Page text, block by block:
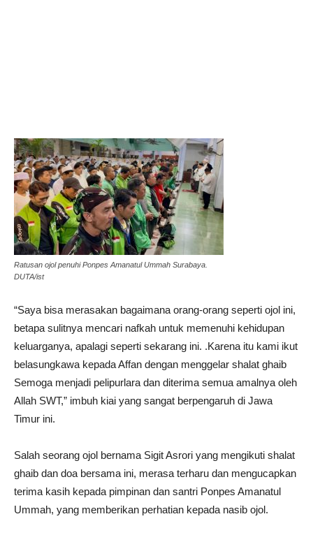
Ratusan ojol penuhi Ponpes Amanatul Ummah Surabaya.
DUTA/ist
“Saya bisa merasakan bagaimana orang-orang seperti ojol ini,
betapa sulitnya mencari nafkah untuk memenuhi kehidupan
keluarganya, apalagi seperti sekarang ini. .Karena itu kami ikut
belasungkawa kepada Affan dengan menggelar shalat ghaib
Semoga menjadi pelipurlara dan diterima semua amalnya oleh
Allah SWT,” imbuh kiai yang sangat berpengaruh di Jawa
Timur ini.
Salah seorang ojol bernama Sigit Asrori yang mengikuti shalat
ghaib dan doa bersama ini, merasa terharu dan mengucapkan
terima kasih kepada pimpinan dan santri Ponpes Amanatul
Ummah, yang memberikan perhatian kepada nasib ojol.